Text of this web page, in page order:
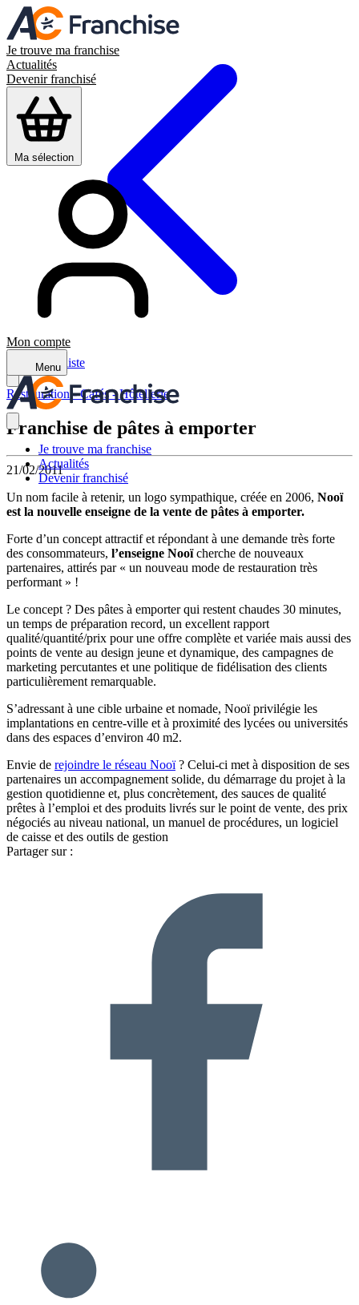
Je trouve ma franchise
Actualités
Devenir franchisé
Ma sélection
Mon compte
Menu
Je trouve ma franchise
Actualités
Devenir franchisé
Retour à la liste
Restauration - Cafés - Hôtellerie
Franchise de pâtes à emporter
21/02/2011
Un nom facile à retenir, un logo sympathique, créée en 2006, Nooï
est la nouvelle enseigne de la vente de pâtes à emporter.
Forte d’un concept attractif et répondant à une demande très forte
des consommateurs, l’enseigne Nooïcherche de nouveaux
partenaires, attirés par « un nouveau mode de restauration très
performant » !
Le concept ? Des pâtes à emporter qui restent chaudes 30 minutes,
un temps de préparation record, un excellent rapport
qualité/quantité/prix pour une offre complète et variée mais aussi des
points de vente au design jeune et dynamique, des campagnes de
marketing percutantes et une politique de fidélisation des clients
particulièrement remarquable.
S’adressant à une cible urbaine et nomade, Nooï privilégie les
implantations en centre-ville et à proximité des lycées ou universités
dans des espaces d’environ 40 m2.
Envie de rejoindre le réseau Nooï? Celui-ci met à disposition de ses
partenaires un accompagnement solide, du démarrage du projet à la
gestion quotidienne et, plus concrètement, des sauces de qualité
prêtes à l’emploi et des produits livrés sur le point de vente, des prix
négociés au niveau national, un manuel de procédures, un logiciel
de caisse et des outils de gestion
Partager sur :